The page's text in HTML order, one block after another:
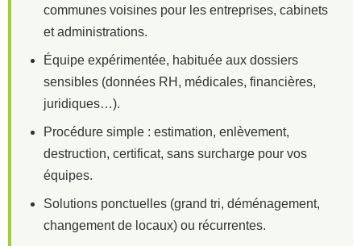
communes voisines pour les entreprises, cabinets
et administrations.
Équipe expérimentée, habituée aux dossiers
sensibles (données RH, médicales, financières,
juridiques…).
Procédure simple : estimation, enlèvement,
destruction, certificat, sans surcharge pour vos
équipes.
Solutions ponctuelles (grand tri, déménagement,
changement de locaux) ou récurrentes.